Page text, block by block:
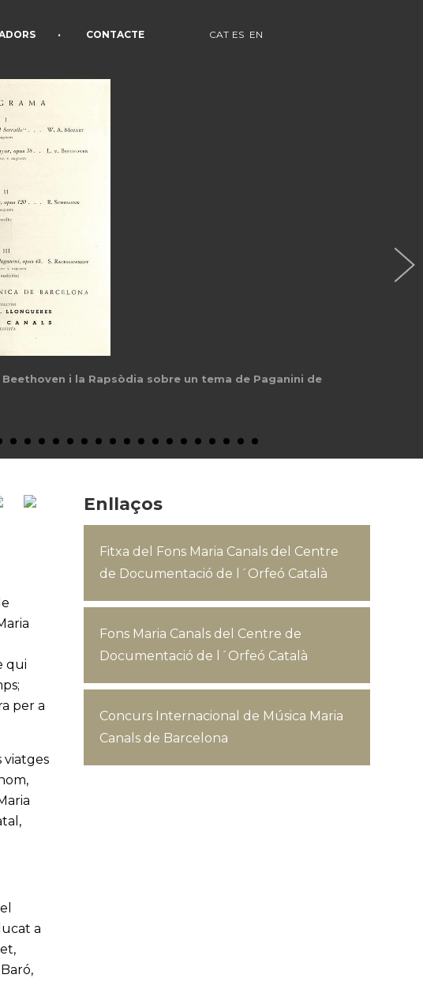
• CONTACTE CAT ES EN
i la Rapsòdia sobre un tema de Paganini de
qui
per a
viatges
a
Enllaços
Fitxa del Fons Maria Canals del Centre
de Documentació de l´Orfeó Català
Fons Maria Canals del Centre de
Documentació de l´Orfeó Català
Concurs Internacional de Música Maria
Canals de Barcelona